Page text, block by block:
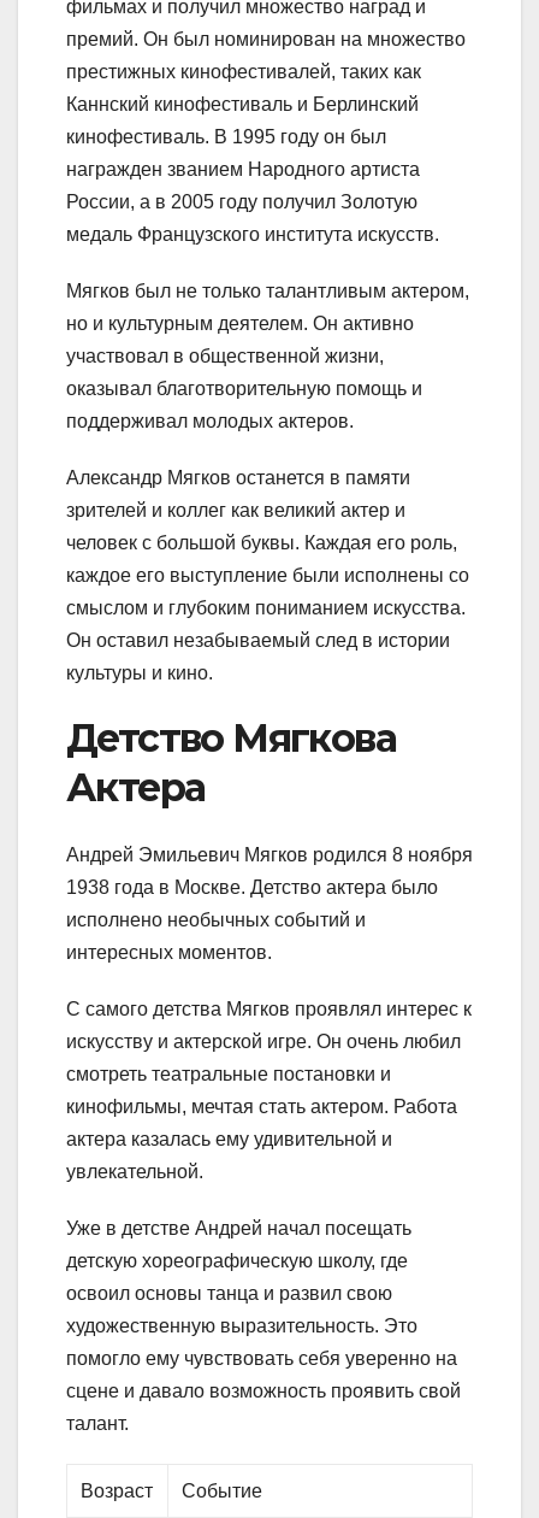
фильмах и получил множество наград и
премий. Он был номинирован на множество
престижных кинофестивалей, таких как
Каннский кинофестиваль и Берлинский
кинофестиваль. В 1995 году он был
награжден званием Народного артиста
России, а в 2005 году получил Золотую
медаль Французского института искусств.
Мягков был не только талантливым актером,
но и культурным деятелем. Он активно
участвовал в общественной жизни,
оказывал благотворительную помощь и
поддерживал молодых актеров.
Александр Мягков останется в памяти
зрителей и коллег как великий актер и
человек с большой буквы. Каждая его роль,
каждое его выступление были исполнены со
смыслом и глубоким пониманием искусства.
Он оставил незабываемый след в истории
культуры и кино.
Детство Мягкова
Актера
Андрей Эмильевич Мягков родился 8 ноября
1938 года в Москве. Детство актера было
исполнено необычных событий и
интересных моментов.
С самого детства Мягков проявлял интерес к
искусству и актерской игре. Он очень любил
смотреть театральные постановки и
кинофильмы, мечтая стать актером. Работа
актера казалась ему удивительной и
увлекательной.
Уже в детстве Андрей начал посещать
детскую хореографическую школу, где
освоил основы танца и развил свою
художественную выразительность. Это
помогло ему чувствовать себя уверенно на
сцене и давало возможность проявить свой
талант.
Возраст Событие